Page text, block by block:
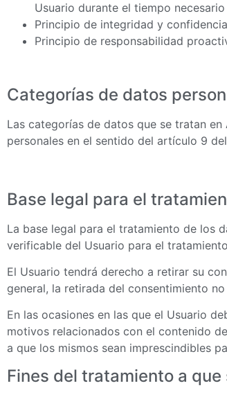
Usuario durante el tiempo
Principio de integridad y
Principio de responsabilidad
Categorías de datos
Las categorías de datos que se tratan
personales en el sentido del artículo 9 del
Base legal para el
La base legal para el tratamiento de los
verificable del Usuario para el
El Usuario tendrá derecho a retirar su
general, la retirada del consentimiento
En las ocasiones en las que el Usuario
motivos relacionados con el contenido
a que los mismos sean imprescindibles
Fines del tratamiento a